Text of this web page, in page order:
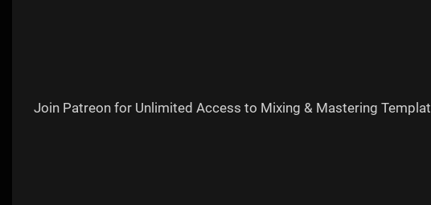
Join Patreon for Unlimited Access to Mixing & Mastering